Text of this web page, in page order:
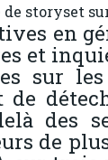
de storyset
et
sur
de
des
de